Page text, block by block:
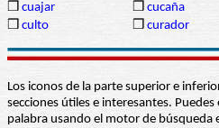
❒ cuajar ❒ cucaña
❒ culto ❒ curador
Los iconos de la parte superior e
secciones útiles e interesantes.
palabra usando el motor de búsqueda